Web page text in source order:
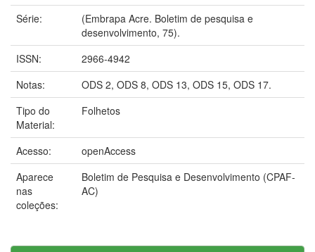
Série:
(Embrapa Acre. Boletim de pesquisa e
desenvolvimento, 75).
ISSN:
2966-4942
Notas:
ODS 2, ODS 8, ODS 13, ODS 15, ODS 17.
Tipo do
Material:
Folhetos
Acesso:
openAccess
Aparece
nas
coleções:
Boletim de Pesquisa e Desenvolvimento (CPAF-
AC)